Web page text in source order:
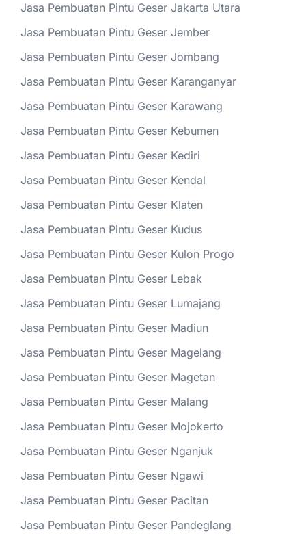
Jasa Pembuatan Pintu Geser Jakarta Utara
Jasa Pembuatan Pintu Geser Jember
Jasa Pembuatan Pintu Geser Jombang
Jasa Pembuatan Pintu Geser Karanganyar
Jasa Pembuatan Pintu Geser Karawang
Jasa Pembuatan Pintu Geser Kebumen
Jasa Pembuatan Pintu Geser Kediri
Jasa Pembuatan Pintu Geser Kendal
Jasa Pembuatan Pintu Geser Klaten
Jasa Pembuatan Pintu Geser Kudus
Jasa Pembuatan Pintu Geser Kulon Progo
Jasa Pembuatan Pintu Geser Lebak
Jasa Pembuatan Pintu Geser Lumajang
Jasa Pembuatan Pintu Geser Madiun
Jasa Pembuatan Pintu Geser Magelang
Jasa Pembuatan Pintu Geser Magetan
Jasa Pembuatan Pintu Geser Malang
Jasa Pembuatan Pintu Geser Mojokerto
Jasa Pembuatan Pintu Geser Nganjuk
Jasa Pembuatan Pintu Geser Ngawi
Jasa Pembuatan Pintu Geser Pacitan
Jasa Pembuatan Pintu Geser Pandeglang